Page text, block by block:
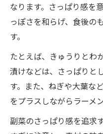
なります。さっぱり感を
っぽさを和らげ、食後の
す。
たとえば、きゅうりとわ
漬けなどは、さっぱりと
す。また、ねぎや大葉な
をプラスしながらラーメ
副菜のさっぱり感を追求